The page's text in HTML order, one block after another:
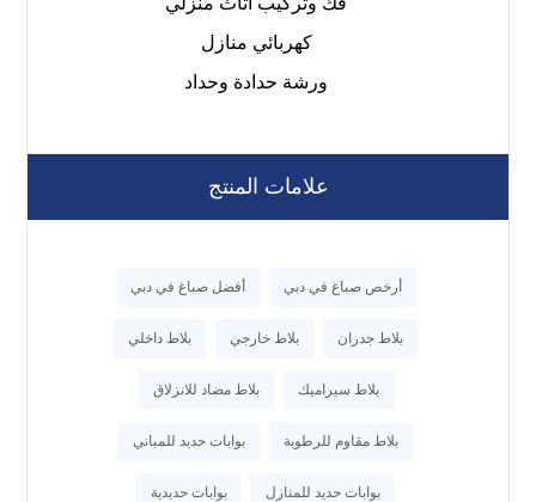
كهربائي منازل
ورشة حدادة وحداد
علامات المنتج
أرخص صباغ في دبي أفضل صباغ في دبي
بلاط جدران بلاط خارجي بلاط داخلي
بلاط سيراميك بلاط مضاد للانزلاق
بلاط مقاوم للرطوبة بوابات حديد للمباني
بوابات حديد للمنازل بوابات حديدية